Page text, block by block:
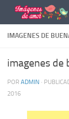
Saltar al
IMAGENES DE
imagenes de
POR ADMIN ·
2016